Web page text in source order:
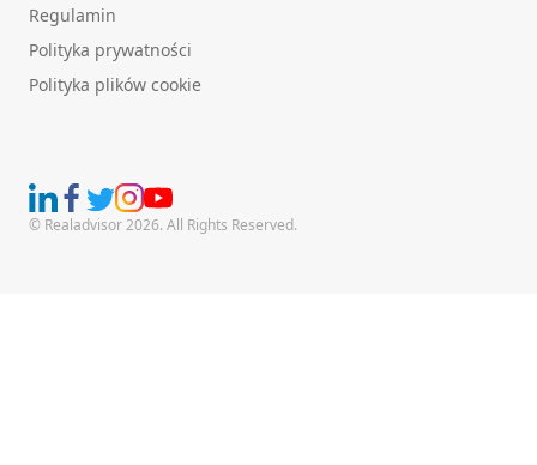
Regulamin
Polityka prywatności
Polityka plików cookie
© Realadvisor 2026. All Rights Reserved.